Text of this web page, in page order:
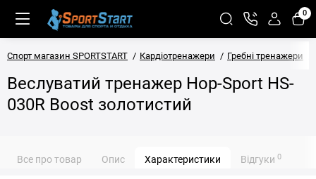
0
Спорт магазин SPORTSTART Кардіотренажери Гребні тренажери
Веслуватий тренажер Hop-Sport HS-
030R Boost золотистий
Все про товар Опис Характеристики Відгуки 0